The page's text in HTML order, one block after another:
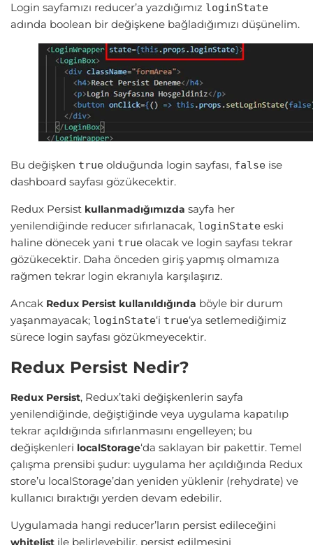
Login sayfamızı reducer’a yazdığımız loginState
adında boolean bir değişkene bağladığımızı düşünelim.
Bu değişken true olduğunda login sayfası, false ise
dashboard sayfası gözükecektir.
Redux Persist kullanmadığımızda sayfa her
yenilendiğinde reducer sıfırlanacak, loginState eski
haline dönecek yani true olacak ve login sayfası tekrar
gözükecektir. Daha önceden giriş yapmış olmamıza
rağmen tekrar login ekranıyla karşılaşırız.
Ancak Redux Persist kullanıldığında böyle bir durum
yaşanmayacak; loginState‘i true‘ya setlemediğimiz
sürece login sayfası gözükmeyecektir.
Redux Persist Nedir?
Redux Persist, Redux’taki değişkenlerin sayfa
yenilendiğinde, değiştiğinde veya uygulama kapatılıp
tekrar açıldığında sıfırlanmasını engelleyen; bu
değişkenleri localStorage‘da saklayan bir pakettir. Temel
çalışma prensibi şudur: uygulama her açıldığında Redux
store’u localStorage’dan yeniden yüklenir (rehydrate) ve
kullanıcı bıraktığı yerden devam edebilir.
Uygulamada hangi reducer’ların persist edileceğini
whitelist ile belirleyebilir, persist edilmesini